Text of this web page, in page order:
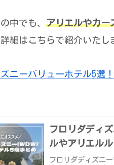
中でも、 アリエルやカー
細はこちらで紹介いたし
ニーバリューホテル5選
フロリダディ
ルやアリエル
フロリダディズニ